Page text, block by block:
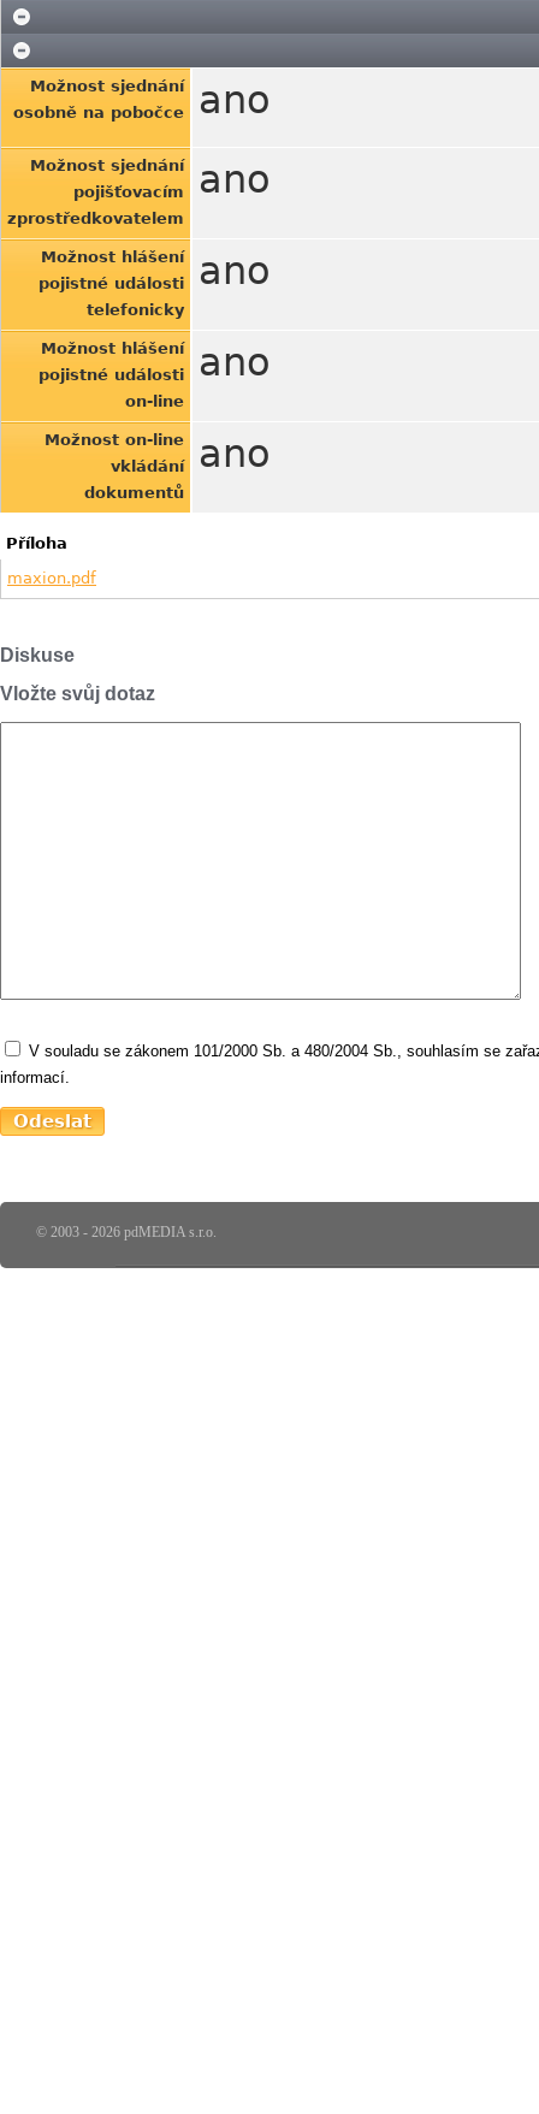
Možnost sjednání
osobně na pobočce
ano
Možnost sjednání
pojišťovacím
zprostředkovatelem
ano
Možnost hlášení
pojistné události
telefonicky
ano
Možnost hlášení
pojistné události
on-line
ano
Možnost on-line
vkládání
dokumentů
ano
Příloha
maxion.pdf
Diskuse
Vložte svůj dotaz
V souladu se zákonem 101/2000 Sb. a 480/2004 Sb., souhlasím se
informací.
© 2003 - 2026 pdMEDIA s.r.o.